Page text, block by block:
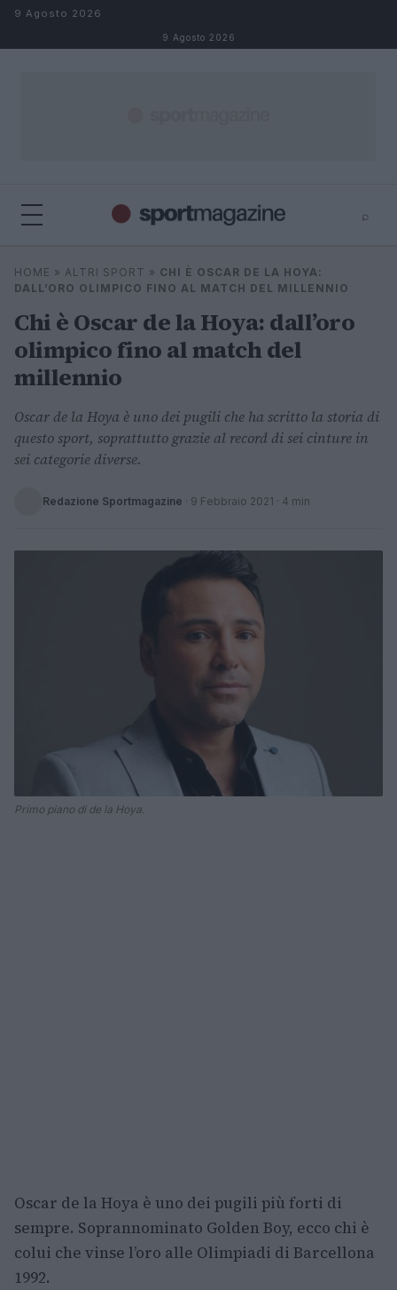
Salta al contenuto
9 Agosto 2026
9 Agosto 2026
⌕
Cerca
HOME » ALTRI SPORT » CHI È OSCAR DE LA HOYA:
DALL’ORO OLIMPICO FINO AL MATCH DEL MILLENNIO
Chi è Oscar de la Hoya: dall’oro
olimpico fino al match del
millennio
Oscar de la Hoya è uno dei pugili che ha scritto la storia di
questo sport, soprattutto grazie al record di sei cinture in
sei categorie diverse.
Redazione Sportmagazine · 9 Febbraio 2021 · 4 min
Primo piano di de la Hoya.
Oscar de la Hoya è uno dei pugili più forti di
sempre. Soprannominato Golden Boy, ecco chi è
colui che vinse l’oro alle Olimpiadi di Barcellona
1992.